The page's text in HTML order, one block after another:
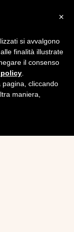
×
si avvalgono
finalità illustrate
il consenso
cliccando
maniera,